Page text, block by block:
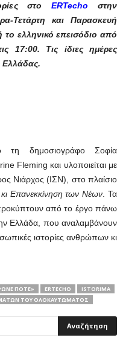
στοERTecho στην
Τετάρτη και Παρασκευή
το ελληνικό επεισόδιο από
17:00. Τις ίδιες ημέρες
Ελλάδας.
τη δημοσιογράφο Σοφία
Fleming και υλοποιείται με
Νιάρχος (ΙΣΝ), στο πλαίσιο
Επανεκκίνηση των Νέων . Τα
από το έργο πάνω
Ελλάδα, που αναλαμβάνουν
ιστορίες ανθρώπων κι
ΠΟΤΈ»
ERTECHO
ISTORIMA
ΤΟΥ ΟΛΟΚΑΥΤΏΜΑΤΟΣ